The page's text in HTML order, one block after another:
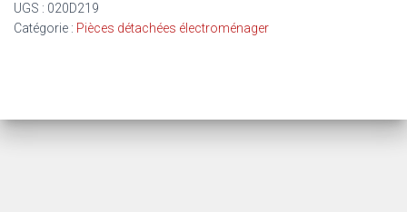
+
COUTEAU
UGS : 020D219
Catégorie : Pièces détachées électroménager